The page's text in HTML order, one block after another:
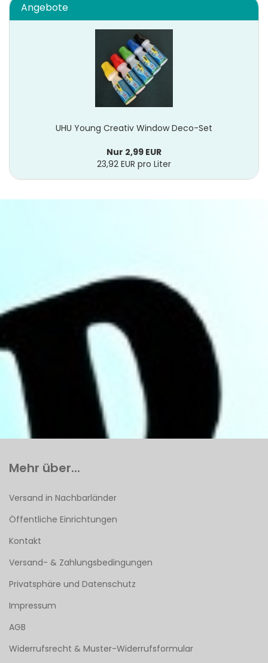
Angebote
UHU Young Creativ Window Deco-Set
Nur 2,99 EUR
23,92 EUR pro Liter
Mehr über...
Versand in Nachbarländer
Öffentliche Einrichtungen
Kontakt
Versand- & Zahlungsbedingungen
Privatsphäre und Datenschutz
Impressum
AGB
Widerrufsrecht & Muster-Widerrufsformular